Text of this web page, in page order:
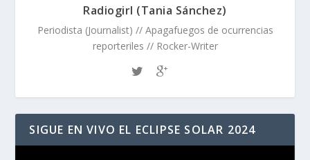
Radiogirl (Tania Sánchez)
Periodista (Journalist) // Apagafuegos de ocurrencias
reporteriles // Rocker-Writer
SIGUE EN VIVO EL ECLIPSE SOLAR 2024